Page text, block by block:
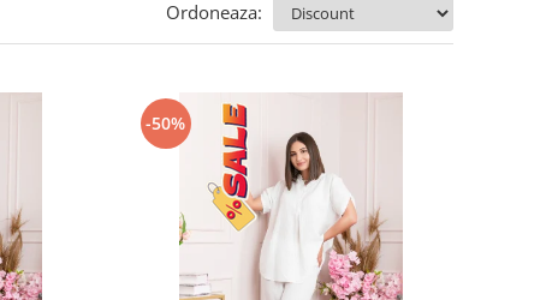
Ordoneaza:
-50%